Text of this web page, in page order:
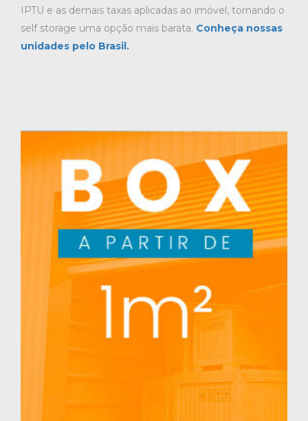
IPTU e as demais taxas aplicadas ao imóvel, tornando o
self storage uma opção mais barata. Conheça nossas
unidades pelo Brasil.